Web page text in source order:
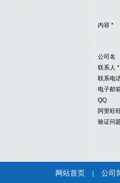
内容 *
公司名
联系人 *
联系电
电子邮
QQ
阿里旺
验证问
网站首页 公司